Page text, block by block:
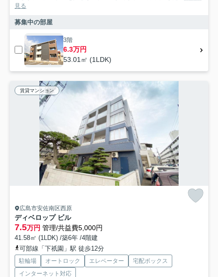
見る
募集中の部屋
3階
6.3万円
53.01㎡ (1LDK)
賃貸マンション
広島市安佐南区西原
ディベロップ ビル
7.5万円 管理/共益費5,000円
41.58㎡ (1LDK) /築6年 /4階建
可部線「下祇園」駅 徒歩12分
駐輪場 オートロック エレベーター
宅配ボックス
インターネット対応